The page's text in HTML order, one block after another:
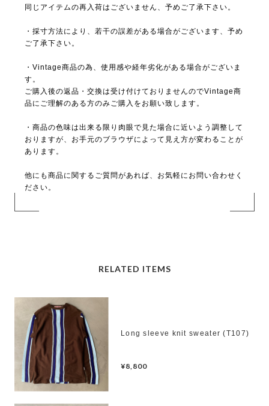
同じアイテムの再入荷はございません、予めご了承下さい。
・採寸方法により、若干の誤差がある場合がございます、予め
ご了承下さい。
・Vintage商品の為、使用感や経年劣化がある場合がございま
す。
ご購入後の返品・交換は受け付けておりませんのでVintage商
品にご理解のある方のみご購入をお願い致します。
・商品の色味は出来る限り肉眼で見た場合に近いよう調整して
おりますが、お手元のブラウザによって見え方が変わることが
あります。
他にも商品に関するご質問があれば、お気軽にお問い合わせく
ださい。
RELATED ITEMS
Long sleeve knit sweater (T107)
¥8,800